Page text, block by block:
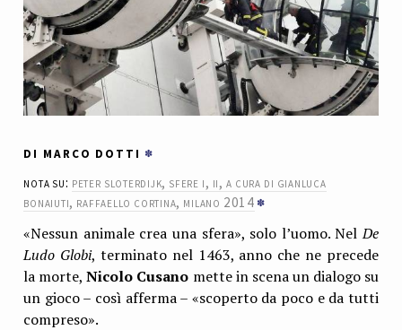
DI MARCO DOTTI
nota su: peter sloterdijk, sfere i, ii, a cura di gianluca
bonaiuti, raffaello cortina, milano 2014
«Nessun animale crea una sfera», solo l’uomo. NelDe
Ludo Globi, terminato nel 1463, anno che ne precede
la morte,Nicolo Cusano mette in scena un dialogo su
un gioco – così afferma – «scoperto da poco e da tutti
compreso».